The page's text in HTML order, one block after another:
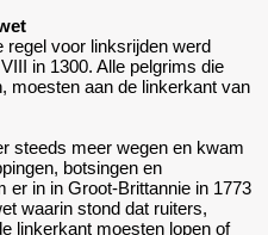
regel voor linksrijden werd
in 1300. Alle pelgrims die
moesten aan de linkerkant van
steeds meer wegen en kwam
botsingen en
in in Groot-Brittannie in 1773
waarin stond dat ruiters,
linkerkant moesten lopen of